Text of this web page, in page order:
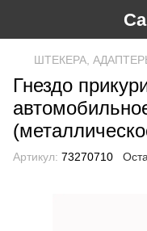
ШТЕКЕРА,
Гнездо
Артикул: 73270710